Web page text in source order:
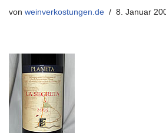
von weinverkostungen.de 8. Januar